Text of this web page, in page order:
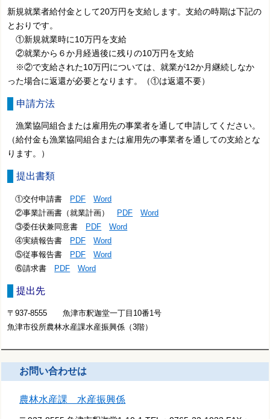
新規就業者給付金として20万円を支給します。支給の時期は下記の
とおりです。
①新規就業時に10万円を支給
②就業から６か月経過後に残りの10万円を支給
※②で支給された10万円については、就業が12か月継続しなか
った場合に返還が必要となります。（①は返還不要）
申請方法
漁業協同組合または雇用先の事業者を通して申請してください。
（給付金も漁業協同組合または雇用先の事業者を通しての支給とな
ります。）
提出書類
①交付申請書 PDF
Word
②事業計画書（就業計画）
PDF
Word
③委任状兼同意書
PDF
Word
④実績報告書
PDF
Word
⑤従事報告書
PDF
Word
⑥請求書
PDF Word
提出先
〒937-8555 魚津市釈迦堂一丁目10番1号
魚津市役所農林水産課水産振興係（3階）
お問い合わせは
農林水産課 水産振興係